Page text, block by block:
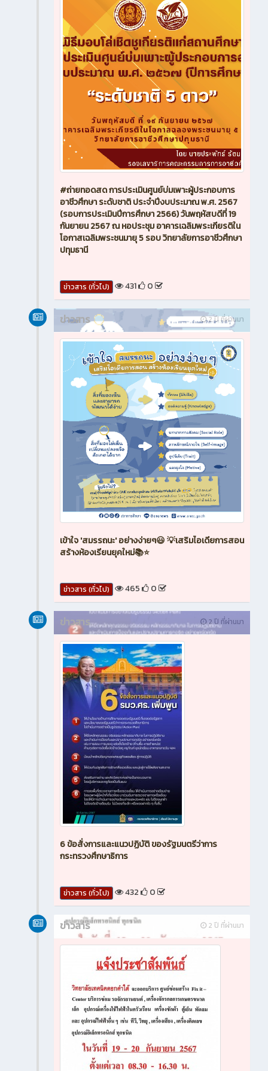
#ถ่ายทอดสด การประเมินศูนย์บ่มเพาะผู้ประกอบการ
อาชีวศึกษา ระดับชาติ ประจำปีงบประมาณ พ.ศ. 2567
(รอบการประเมินปีการศึกษา 2566) วันพฤหัสบดีที่ 19
กันยายน 2567 ณ หอประชุม อาคารเฉลิมพระเกียรติใน
โอกาสเฉลิมพระชนมายุ 5 รอบ วิทยาลัยการอาชีวศึกษา
ปทุมธานี
ข่าวสาร (ทั่วไป) 431 0
2 ปี ที่ผ่านมา
ข่าวสาร
เข้าใจ 'สมรรถนะ' อย่างง่ายๆ😃 💡เสริมไอเดียการสอน
สร้างห้องเรียนยุคใหม่📚⭐
ข่าวสาร (ทั่วไป) 465 0
2 ปี ที่ผ่านมา
ข่าวสาร
6 ข้อสั่งการและแนวปฏิบัติ ของรัฐมนตรีว่าการ
กระทรวงศึกษาธิการ
ข่าวสาร (ทั่วไป) 432 0
2 ปี ที่ผ่านมา
ข่าวสาร